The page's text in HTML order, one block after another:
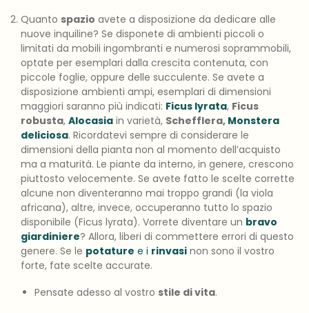
Quanto spazio avete a disposizione da dedicare alle
nuove inquiline? Se disponete di ambienti piccoli o
limitati da mobili ingombranti e numerosi soprammobili,
optate per esemplari dalla crescita contenuta, con
piccole foglie, oppure delle succulente. Se avete a
disposizione ambienti ampi, esemplari di dimensioni
maggiori saranno più indicati: Ficus lyrata, Ficus
robusta, Alocasia in varietà, Schefflera, Monstera
deliciosa. Ricordatevi sempre di considerare le
dimensioni della pianta non al momento dell’acquisto
ma a maturità. Le piante da interno, in genere, crescono
piuttosto velocemente. Se avete fatto le scelte corrette
alcune non diventeranno mai troppo grandi (la viola
africana), altre, invece, occuperanno tutto lo spazio
disponibile (Ficus lyrata). Vorrete diventare un bravo
giardiniere? Allora, liberi di commettere errori di questo
genere. Se le potature e i rinvasi non sono il vostro
forte, fate scelte accurate.
Pensate adesso al vostro stile di vita.